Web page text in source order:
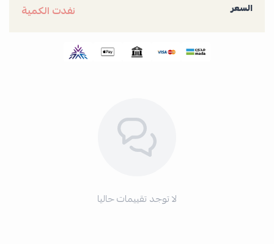
السعر نفدت الكمية
لا توجد تقييمات حاليا